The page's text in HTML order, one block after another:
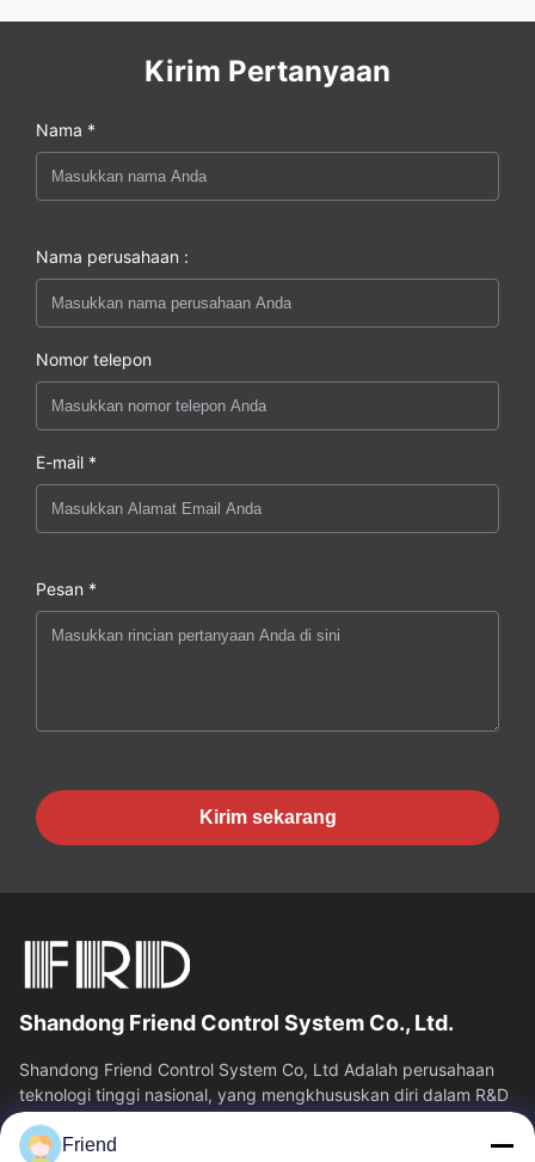
Kirim Pertanyaan
Nama *
Nama perusahaan :
Nomor telepon
E-mail *
Pesan *
Kirim sekarang
Shandong Friend Control System Co., Ltd.
Shandong Friend Control System Co, Ltd Adalah perusahaan
teknologi tinggi nasional, yang mengkhususkan diri dalam R&D
instrumentasi, manufaktur...
Tautan Cepat
Friend